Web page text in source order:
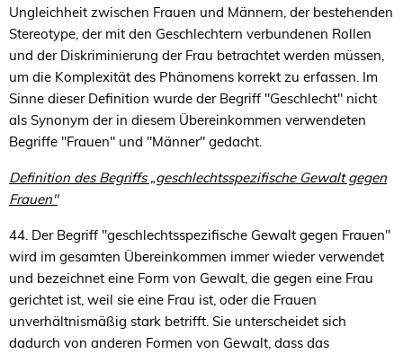
Ungleichheit zwischen Frauen und Männern, der bestehenden
Stereotype, der mit den Geschlechtern verbundenen Rollen
und der Diskriminierung der Frau betrachtet werden müssen,
um die Komplexität des Phänomens korrekt zu erfassen. Im
Sinne dieser Definition wurde der Begriff "Geschlecht" nicht
als Synonym der in diesem Übereinkommen verwendeten
Begriffe "Frauen" und "Männer" gedacht.
Definition des Begriffs „geschlechtsspezifische Gewalt gegen
Frauen"
44. Der Begriff "geschlechtsspezifische Gewalt gegen Frauen"
wird im gesamten Übereinkommen immer wieder verwendet
und bezeichnet eine Form von Gewalt, die gegen eine Frau
gerichtet ist, weil sie eine Frau ist, oder die Frauen
unverhältnismäßig stark betrifft. Sie unterscheidet sich
dadurch von anderen Formen von Gewalt, dass das